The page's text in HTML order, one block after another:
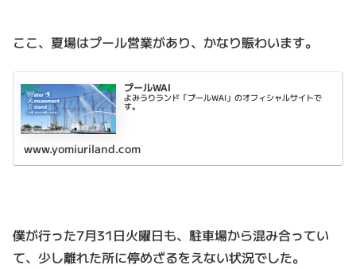
ここ、夏場はプール営業があり、かなり賑わいます。
プールWAI
よみうりランド「プールWAI」のオフィシャルサイトで
す。
www.yomiuriland.com
僕が行った7月31日火曜日も、駐車場から混み合ってい
て、少し離れた所に停めざるをえない状況でした。